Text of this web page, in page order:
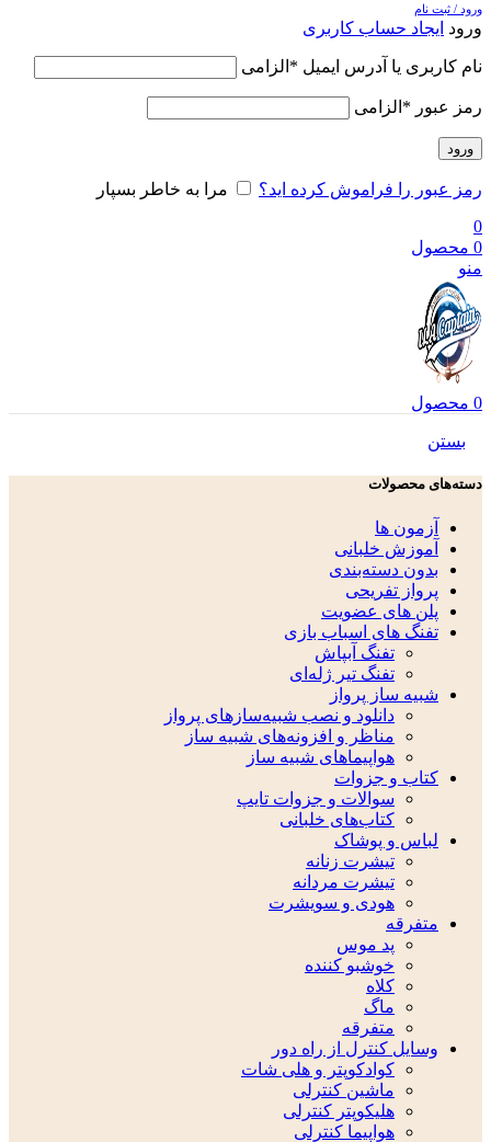
ورود / ثبت نام
ورود ایجاد حساب کاربری
نام کاربری یا آدرس ایمیل * الزامی
رمز عبور * الزامی
ورود
رمز عبور را فراموش کرده اید؟
مرا به خاطر بسپار
0
0 محصول
منو
0 محصول
بستن
دسته‌های محصولات
آزمون ها
آموزش خلبانی
بدون دسته‌بندی
پرواز تفریحی
پلن های عضویت
تفنگ های اسباب بازی
تفنگ آبپاش
تفنگ تیر ژله‌ای
شبیه ساز پرواز
دانلود و نصب شبیه‌سازهای پرواز
مناظر و افزونه‌های شبیه ساز
هواپیماهای شبیه ساز
کتاب و جزوات
سوالات و جزوات تایپ
کتاب‌های خلبانی
لباس و پوشاک
تیشرت زنانه
تیشرت مردانه
هودی و سویشرت
متفرقه
پد موس
خوشبو کننده
کلاه
ماگ
متفرقه
وسایل کنترل از راه دور
کوادکوپتر و هلی شات
ماشین کنترلی
هلیکوپتر کنترلی
هواپیما کنترلی